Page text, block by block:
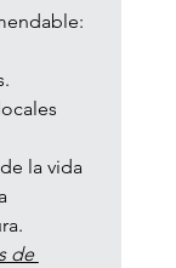
la vida
de